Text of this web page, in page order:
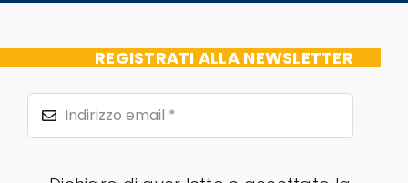
REGISTRATI ALLA NEWSLETTER